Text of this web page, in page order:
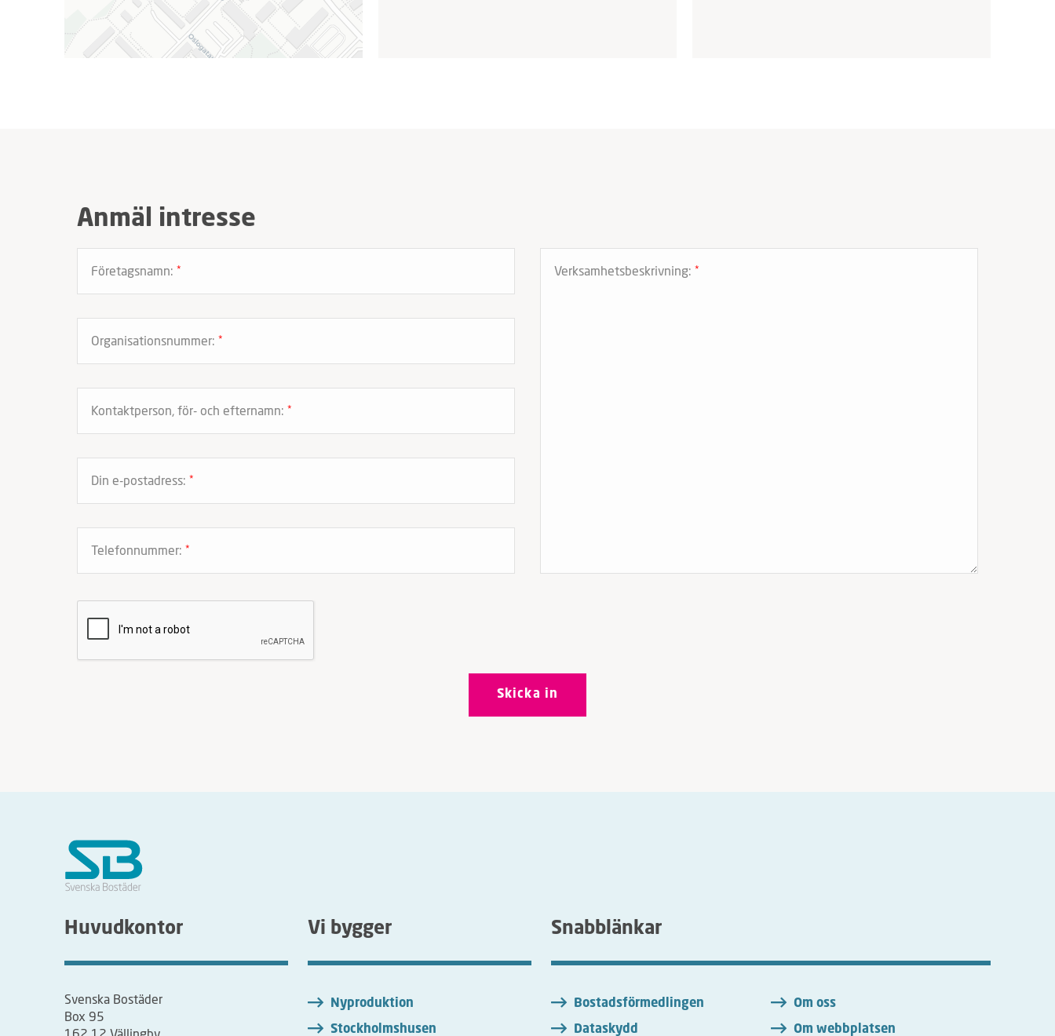
Anmäl intresse
Företagsnamn: *
Organisationsnummer: *
Kontaktperson, för- och efternamn: *
Din e-postadress: *
Telefonnummer: *
Verksamhetsbeskrivning: *
Huvudkontor
Svenska Bostäder
Box 95
Vi bygger
Nyproduktion
Stockholmshusen
Snabblänkar
Bostadsförmedlingen
Dataskydd
Om oss
Om webbplatsen